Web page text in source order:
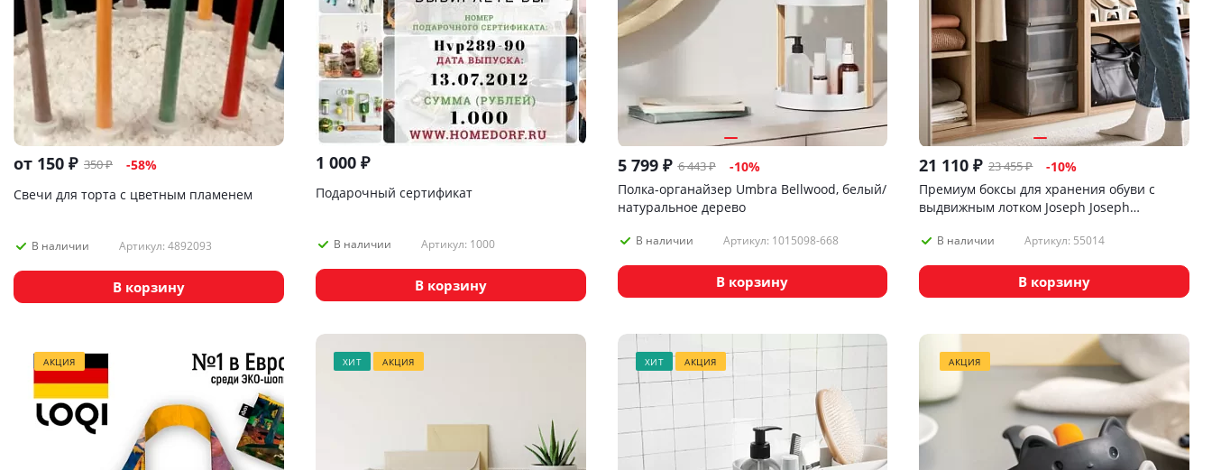
от 150 ₽ 350 ₽
-58%
Свечи для торта с цветным пламенем
В наличии Артикул: 4892093
В корзину
1 000₽
Подарочный сертификат
В наличии Артикул: 1000
В корзину
5 799₽ 6 443₽ -10%
Полка-органайзер Umbra Bellwood, белый/
натуральное дерево
В наличии Артикул: 1015098-668
В корзину
21 110 ₽ 23 455₽ -10%
Премиум боксы для хранения обуви с
выдвижным лотком Joseph Joseph
В наличии Артикул: 55014
В корзину
АКЦИЯ ХИТ АКЦИЯ ХИТ АКЦИЯ АКЦИЯ